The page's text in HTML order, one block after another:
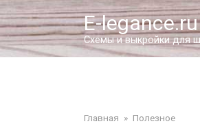
Перейти
к
контенту
E-
Схемы и выкройки для
Главная » Полезное